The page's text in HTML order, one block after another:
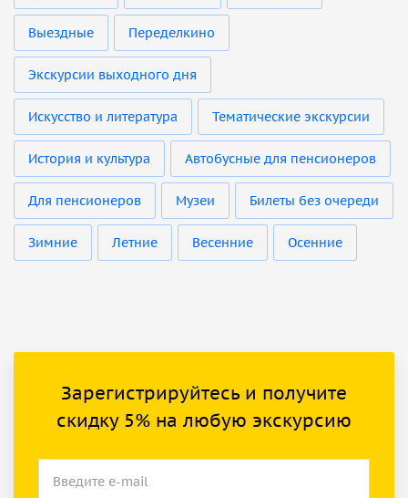
Выездные Переделкино
Экскурсии выходного дня
Искусство и литература Тематические экскурсии
История и культура Автобусные для пенсионеров
Для пенсионеров Музеи Билеты без очереди
Зимние Летние Весенние Осенние
Зарегистрируйтесь и получите
скидку 5% на любую экскурсию